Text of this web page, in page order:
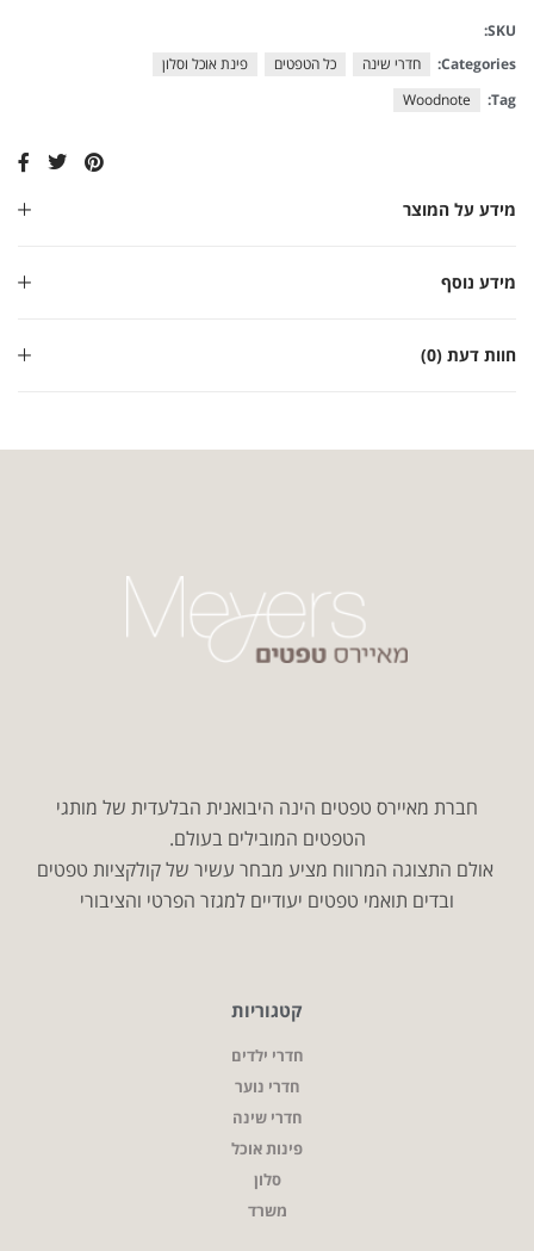
מידע על המוצר
מידע נוסף
חוות דעת (0)
SKU:
Categories:
חדרי שינה כל הטפטים
פינת אוכל וסלון
Tag:
Woodnote
חברת מאיירס טפטים הינה היבואנית הבלעדית של מותגי
הטפטים המובילים בעולם.
אולם התצוגה המרווח מציע מבחר עשיר של קולקציות טפטים
ובדים תואמי טפטים יעודיים למגזר הפרטי והציבורי
קטגוריות
חדרי ילדים
חדרי נוער
חדרי שינה
פינות אוכל
סלון
משרד